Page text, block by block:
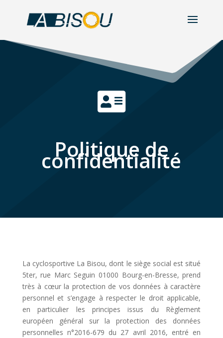

Politique de
confidentialité
La cyclosportive La Bisou, dont le siège social est situé
5ter, rue Marc Seguin 01000 Bourg-en-Bresse, prend
très à cœur la protection de vos données à caractère
personnel et s’engage à respecter le droit applicable,
en particulier les principes issus du Règlement
européen général sur la protection des données
personnelles n°2016-679 du 27 avril 2016, entré en